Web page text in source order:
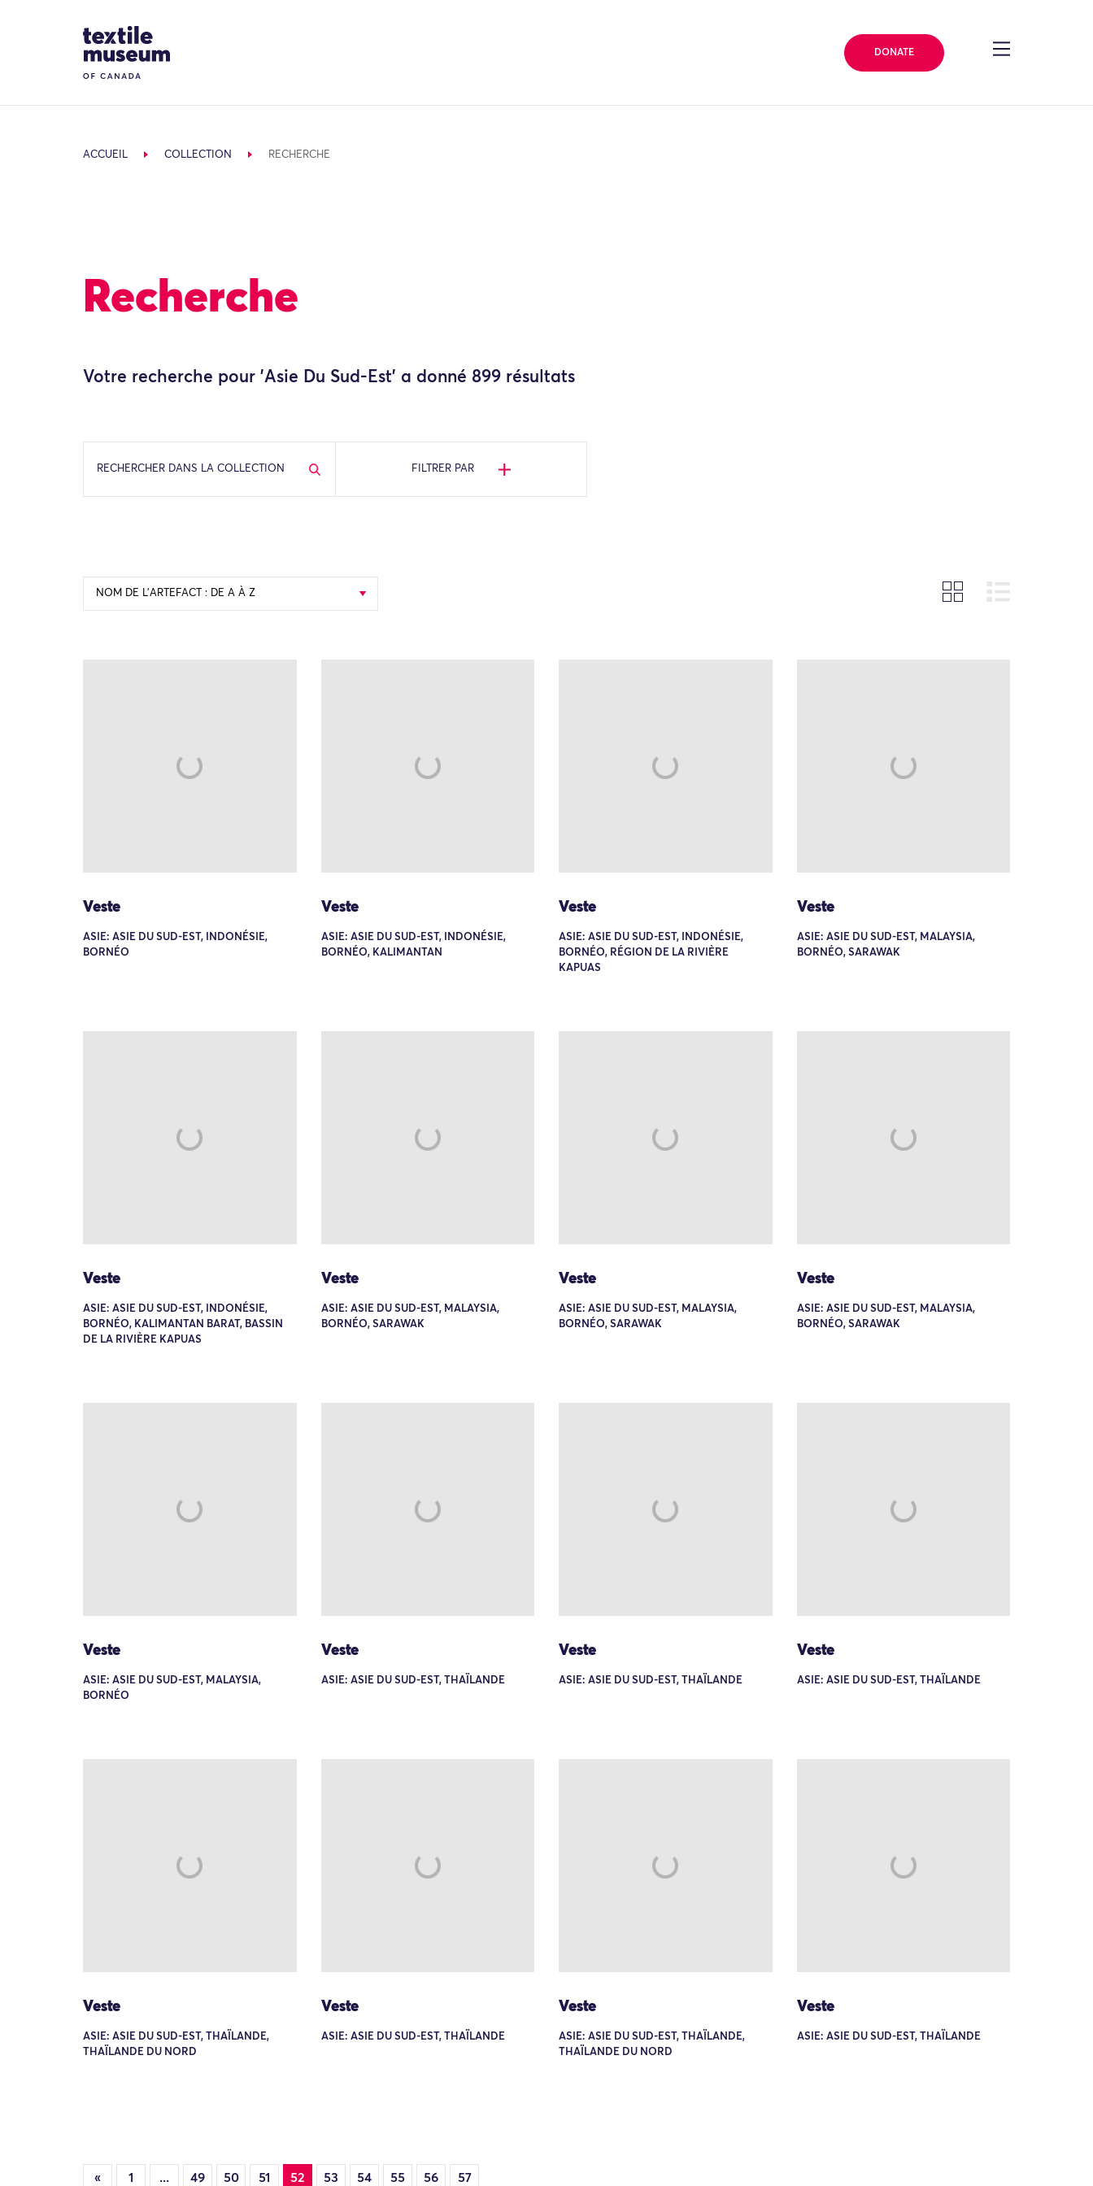
Site Logo
DONATE
ACCUEIL COLLECTION RECHERCHE
Recherche
Votre recherche pour 'Asie Du Sud-Est' a donné 899 résultats
RECHERCHER DANS LA COLLECTION FILTRER PAR
NOM DE L’ARTEFACT : DE A À Z
Veste
ASIE: ASIE DU SUD-EST, INDONÉSIE,
BORNÉO
Veste
ASIE: ASIE DU SUD-EST, INDONÉSIE,
BORNÉO, KALIMANTAN
Veste
ASIE: ASIE DU SUD-EST, INDONÉSIE,
BORNÉO, RÉGION DE LA RIVIÈRE
KAPUAS
Veste
ASIE: ASIE DU SUD-EST, MALAYSIA,
BORNÉO, SARAWAK
Veste
ASIE: ASIE DU SUD-EST, INDONÉSIE,
BORNÉO, KALIMANTAN BARAT, BASSIN
DE LA RIVIÈRE KAPUAS
Veste
ASIE: ASIE DU SUD-EST, MALAYSIA,
BORNÉO, SARAWAK
Veste
ASIE: ASIE DU SUD-EST, MALAYSIA,
BORNÉO, SARAWAK
Veste
ASIE: ASIE DU SUD-EST, MALAYSIA,
BORNÉO, SARAWAK
Veste
ASIE: ASIE DU SUD-EST, MALAYSIA,
BORNÉO
Veste
ASIE: ASIE DU SUD-EST, THAÏLANDE
Veste
ASIE: ASIE DU SUD-EST, THAÏLANDE
Veste
ASIE: ASIE DU SUD-EST, THAÏLANDE
Veste
ASIE: ASIE DU SUD-EST, THAÏLANDE,
THAÏLANDE DU NORD
Veste
ASIE: ASIE DU SUD-EST, THAÏLANDE
Veste
ASIE: ASIE DU SUD-EST, THAÏLANDE,
THAÏLANDE DU NORD
Veste
ASIE: ASIE DU SUD-EST, THAÏLANDE
« 1 ... 49 50 51 52 53 54 55 56 57